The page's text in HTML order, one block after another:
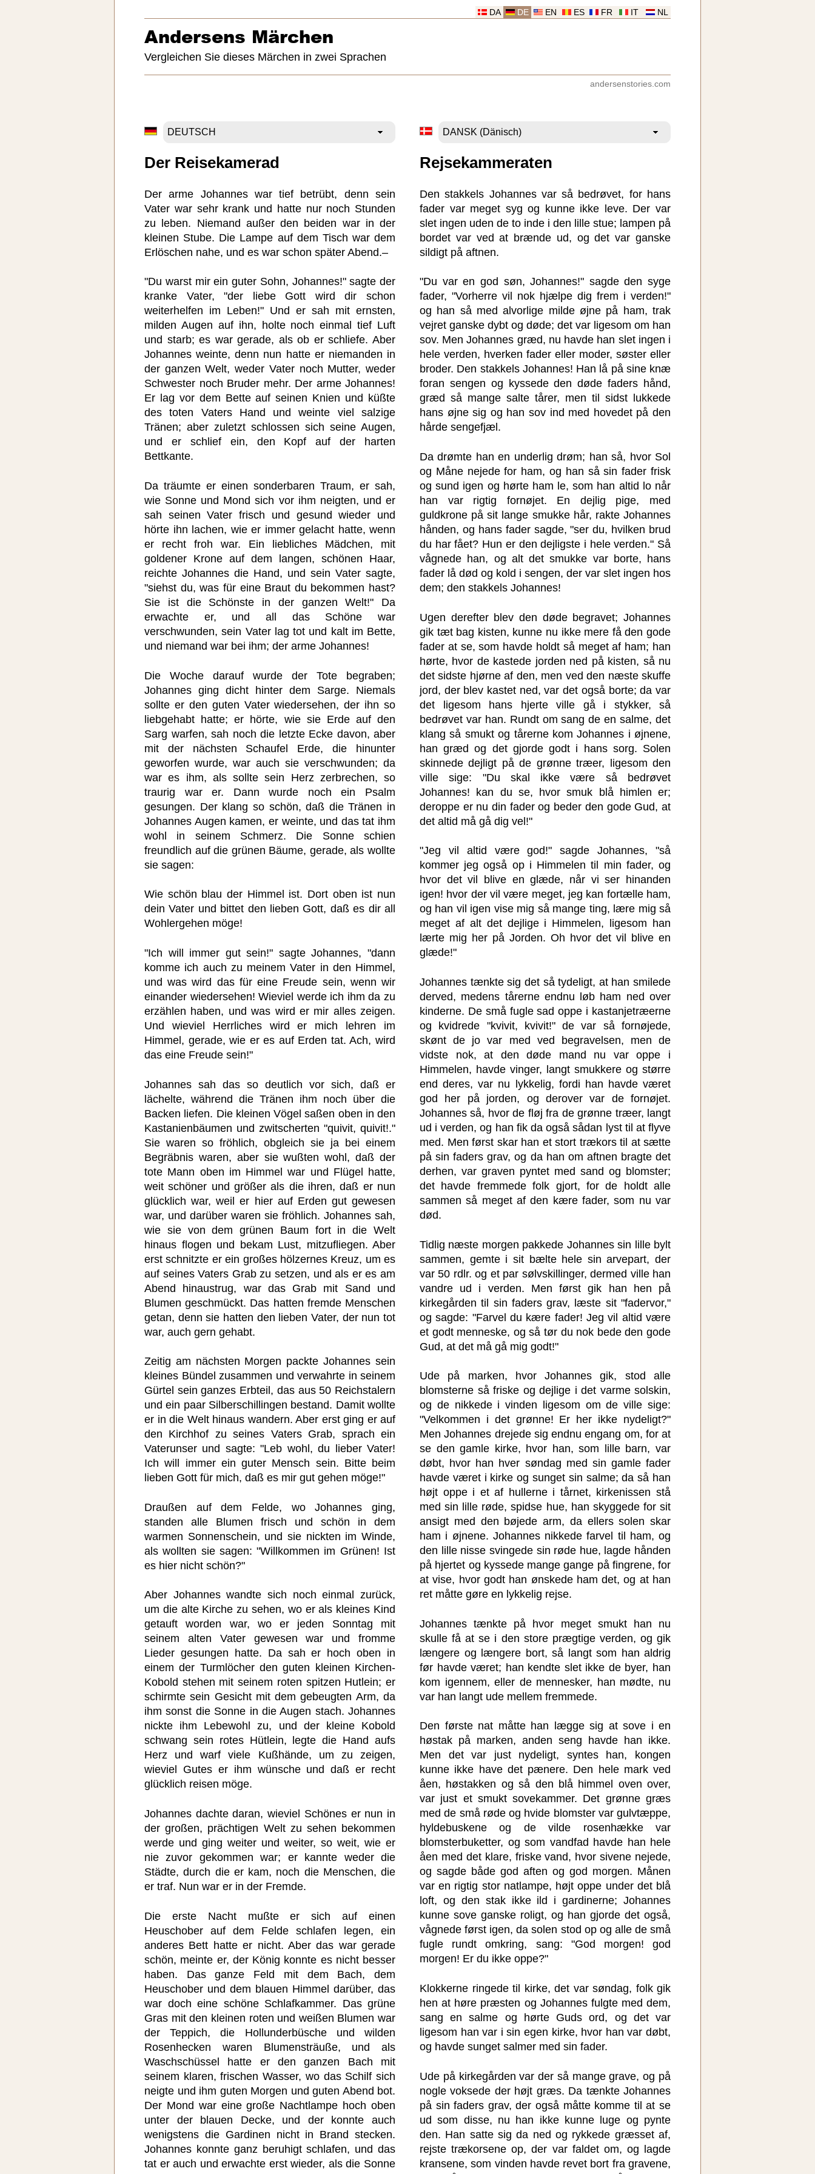
NL
IT
FR
ES
EN
DE
DA
Andersens Märchen
Vergleichen Sie dieses Märchen in zwei Sprachen
andersenstories.com
Der Reisekamerad Rejsekammeraten
Der arme Johannes war tief betrübt, denn sein
Vater war sehr krank und hatte nur noch Stunden
zu leben. Niemand außer den beiden war in der
kleinen Stube. Die Lampe auf dem Tisch war dem
Erlöschen nahe, und es war schon später Abend.–
"Du warst mir ein guter Sohn, Johannes!" sagte der
kranke Vater, "der liebe Gott wird dir schon
weiterhelfen im Leben!" Und er sah mit ernsten,
milden Augen auf ihn, holte noch einmal tief Luft
und starb; es war gerade, als ob er schliefe. Aber
Johannes weinte, denn nun hatte er niemanden in
der ganzen Welt, weder Vater noch Mutter, weder
Schwester noch Bruder mehr. Der arme Johannes!
Er lag vor dem Bette auf seinen Knien und küßte
des toten Vaters Hand und weinte viel salzige
Tränen; aber zuletzt schlossen sich seine Augen,
und er schlief ein, den Kopf auf der harten
Bettkante.
Da träumte er einen sonderbaren Traum, er sah,
wie Sonne und Mond sich vor ihm neigten, und er
sah seinen Vater frisch und gesund wieder und
hörte ihn lachen, wie er immer gelacht hatte, wenn
er recht froh war. Ein liebliches Mädchen, mit
goldener Krone auf dem langen, schönen Haar,
reichte Johannes die Hand, und sein Vater sagte,
"siehst du, was für eine Braut du bekommen hast?
Sie ist die Schönste in der ganzen Welt!" Da
erwachte er, und all das Schöne war
verschwunden, sein Vater lag tot und kalt im Bette,
und niemand war bei ihm; der arme Johannes!
Die Woche darauf wurde der Tote begraben;
Johannes ging dicht hinter dem Sarge. Niemals
sollte er den guten Vater wiedersehen, der ihn so
liebgehabt hatte; er hörte, wie sie Erde auf den
Sarg warfen, sah noch die letzte Ecke davon, aber
mit der nächsten Schaufel Erde, die hinunter
geworfen wurde, war auch sie verschwunden; da
war es ihm, als sollte sein Herz zerbrechen, so
traurig war er. Dann wurde noch ein Psalm
gesungen. Der klang so schön, daß die Tränen in
Johannes Augen kamen, er weinte, und das tat ihm
wohl in seinem Schmerz. Die Sonne schien
freundlich auf die grünen Bäume, gerade, als wollte
sie sagen:
Wie schön blau der Himmel ist. Dort oben ist nun
dein Vater und bittet den lieben Gott, daß es dir all
Wohlergehen möge!
"Ich will immer gut sein!" sagte Johannes, "dann
komme ich auch zu meinem Vater in den Himmel,
und was wird das für eine Freude sein, wenn wir
einander wiedersehen! Wieviel werde ich ihm da zu
erzählen haben, und was wird er mir alles zeigen.
Und wieviel Herrliches wird er mich lehren im
Himmel, gerade, wie er es auf Erden tat. Ach, wird
das eine Freude sein!"
Johannes sah das so deutlich vor sich, daß er
lächelte, während die Tränen ihm noch über die
Backen liefen. Die kleinen Vögel saßen oben in den
Kastanienbäumen und zwitscherten "quivit, quivit!."
Sie waren so fröhlich, obgleich sie ja bei einem
Begräbnis waren, aber sie wußten wohl, daß der
tote Mann oben im Himmel war und Flügel hatte,
weit schöner und größer als die ihren, daß er nun
glücklich war, weil er hier auf Erden gut gewesen
war, und darüber waren sie fröhlich. Johannes sah,
wie sie von dem grünen Baum fort in die Welt
hinaus flogen und bekam Lust, mitzufliegen. Aber
erst schnitzte er ein großes hölzernes Kreuz, um es
auf seines Vaters Grab zu setzen, und als er es am
Abend hinaustrug, war das Grab mit Sand und
Blumen geschmückt. Das hatten fremde Menschen
getan, denn sie hatten den lieben Vater, der nun tot
war, auch gern gehabt.
Zeitig am nächsten Morgen packte Johannes sein
kleines Bündel zusammen und verwahrte in seinem
Gürtel sein ganzes Erbteil, das aus 50 Reichstalern
und ein paar Silberschillingen bestand. Damit wollte
er in die Welt hinaus wandern. Aber erst ging er auf
den Kirchhof zu seines Vaters Grab, sprach ein
Vaterunser und sagte: "Leb wohl, du lieber Vater!
Ich will immer ein guter Mensch sein. Bitte beim
lieben Gott für mich, daß es mir gut gehen möge!"
Draußen auf dem Felde, wo Johannes ging,
standen alle Blumen frisch und schön in dem
warmen Sonnenschein, und sie nickten im Winde,
als wollten sie sagen: "Willkommen im Grünen! Ist
es hier nicht schön?"
Aber Johannes wandte sich noch einmal zurück,
um die alte Kirche zu sehen, wo er als kleines Kind
getauft worden war, wo er jeden Sonntag mit
seinem alten Vater gewesen war und fromme
Lieder gesungen hatte. Da sah er hoch oben in
einem der Turmlöcher den guten kleinen Kirchen-
Kobold stehen mit seinem roten spitzen Hutlein; er
schirmte sein Gesicht mit dem gebeugten Arm, da
ihm sonst die Sonne in die Augen stach. Johannes
nickte ihm Lebewohl zu, und der kleine Kobold
schwang sein rotes Hütlein, legte die Hand aufs
Herz und warf viele Kußhände, um zu zeigen,
wieviel Gutes er ihm wünsche und daß er recht
glücklich reisen möge.
Johannes dachte daran, wieviel Schönes er nun in
der großen, prächtigen Welt zu sehen bekommen
werde und ging weiter und weiter, so weit, wie er
nie zuvor gekommen war; er kannte weder die
Städte, durch die er kam, noch die Menschen, die
er traf. Nun war er in der Fremde.
Die erste Nacht mußte er sich auf einen
Heuschober auf dem Felde schlafen legen, ein
anderes Bett hatte er nicht. Aber das war gerade
schön, meinte er, der König konnte es nicht besser
haben. Das ganze Feld mit dem Bach, dem
Heuschober und dem blauen Himmel darüber, das
war doch eine schöne Schlafkammer. Das grüne
Gras mit den kleinen roten und weißen Blumen war
der Teppich, die Hollunderbüsche und wilden
Rosenhecken waren Blumensträuße, und als
Waschschüssel hatte er den ganzen Bach mit
seinem klaren, frischen Wasser, wo das Schilf sich
neigte und ihm guten Morgen und guten Abend bot.
Der Mond war eine große Nachtlampe hoch oben
unter der blauen Decke, und der konnte auch
wenigstens die Gardinen nicht in Brand stecken.
Johannes konnte ganz beruhigt schlafen, und das
tat er auch und erwachte erst wieder, als die Sonne
Den stakkels Johannes var så bedrøvet, for hans
fader var meget syg og kunne ikke leve. Der var
slet ingen uden de to inde i den lille stue; lampen på
bordet var ved at brænde ud, og det var ganske
sildigt på aftnen.
"Du var en god søn, Johannes!" sagde den syge
fader, "Vorherre vil nok hjælpe dig frem i verden!"
og han så med alvorlige milde øjne på ham, trak
vejret ganske dybt og døde; det var ligesom om han
sov. Men Johannes græd, nu havde han slet ingen i
hele verden, hverken fader eller moder, søster eller
broder. Den stakkels Johannes! Han lå på sine knæ
foran sengen og kyssede den døde faders hånd,
græd så mange salte tårer, men til sidst lukkede
hans øjne sig og han sov ind med hovedet på den
hårde sengefjæl.
Da drømte han en underlig drøm; han så, hvor Sol
og Måne nejede for ham, og han så sin fader frisk
og sund igen og hørte ham le, som han altid lo når
han var rigtig fornøjet. En dejlig pige, med
guldkrone på sit lange smukke hår, rakte Johannes
hånden, og hans fader sagde, "ser du, hvilken brud
du har fået? Hun er den dejligste i hele verden." Så
vågnede han, og alt det smukke var borte, hans
fader lå død og kold i sengen, der var slet ingen hos
dem; den stakkels Johannes!
Ugen derefter blev den døde begravet; Johannes
gik tæt bag kisten, kunne nu ikke mere få den gode
fader at se, som havde holdt så meget af ham; han
hørte, hvor de kastede jorden ned på kisten, så nu
det sidste hjørne af den, men ved den næste skuffe
jord, der blev kastet ned, var det også borte; da var
det ligesom hans hjerte ville gå i stykker, så
bedrøvet var han. Rundt om sang de en salme, det
klang så smukt og tårerne kom Johannes i øjnene,
han græd og det gjorde godt i hans sorg. Solen
skinnede dejligt på de grønne træer, ligesom den
ville sige: "Du skal ikke være så bedrøvet
Johannes! kan du se, hvor smuk blå himlen er;
deroppe er nu din fader og beder den gode Gud, at
det altid må gå dig vel!"
"Jeg vil altid være god!" sagde Johannes, "så
kommer jeg også op i Himmelen til min fader, og
hvor det vil blive en glæde, når vi ser hinanden
igen! hvor der vil være meget, jeg kan fortælle ham,
og han vil igen vise mig så mange ting, lære mig så
meget af alt det dejlige i Himmelen, ligesom han
lærte mig her på Jorden. Oh hvor det vil blive en
glæde!"
Johannes tænkte sig det så tydeligt, at han smilede
derved, medens tårerne endnu løb ham ned over
kinderne. De små fugle sad oppe i kastanjetræerne
og kvidrede "kvivit, kvivit!" de var så fornøjede,
skønt de jo var med ved begravelsen, men de
vidste nok, at den døde mand nu var oppe i
Himmelen, havde vinger, langt smukkere og større
end deres, var nu lykkelig, fordi han havde været
god her på jorden, og derover var de fornøjet.
Johannes så, hvor de fløj fra de grønne træer, langt
ud i verden, og han fik da også sådan lyst til at flyve
med. Men først skar han et stort trækors til at sætte
på sin faders grav, og da han om aftnen bragte det
derhen, var graven pyntet med sand og blomster;
det havde fremmede folk gjort, for de holdt alle
sammen så meget af den kære fader, som nu var
død.
Tidlig næste morgen pakkede Johannes sin lille bylt
sammen, gemte i sit bælte hele sin arvepart, der
var 50 rdlr. og et par sølvskillinger, dermed ville han
vandre ud i verden. Men først gik han hen på
kirkegården til sin faders grav, læste sit "fadervor,"
og sagde: "Farvel du kære fader! Jeg vil altid være
et godt menneske, og så tør du nok bede den gode
Gud, at det må gå mig godt!"
Ude på marken, hvor Johannes gik, stod alle
blomsterne så friske og dejlige i det varme solskin,
og de nikkede i vinden ligesom om de ville sige:
"Velkommen i det grønne! Er her ikke nydeligt?"
Men Johannes drejede sig endnu engang om, for at
se den gamle kirke, hvor han, som lille barn, var
døbt, hvor han hver søndag med sin gamle fader
havde været i kirke og sunget sin salme; da så han
højt oppe i et af hullerne i tårnet, kirkenissen stå
med sin lille røde, spidse hue, han skyggede for sit
ansigt med den bøjede arm, da ellers solen skar
ham i øjnene. Johannes nikkede farvel til ham, og
den lille nisse svingede sin røde hue, lagde hånden
på hjertet og kyssede mange gange på fingrene, for
at vise, hvor godt han ønskede ham det, og at han
ret måtte gøre en lykkelig rejse.
Johannes tænkte på hvor meget smukt han nu
skulle få at se i den store prægtige verden, og gik
længere og længere bort, så langt som han aldrig
før havde været; han kendte slet ikke de byer, han
kom igennem, eller de mennesker, han mødte, nu
var han langt ude mellem fremmede.
Den første nat måtte han lægge sig at sove i en
høstak på marken, anden seng havde han ikke.
Men det var just nydeligt, syntes han, kongen
kunne ikke have det pænere. Den hele mark ved
åen, høstakken og så den blå himmel oven over,
var just et smukt sovekammer. Det grønne græs
med de små røde og hvide blomster var gulvtæppe,
hyldebuskene og de vilde rosenhække var
blomsterbuketter, og som vandfad havde han hele
åen med det klare, friske vand, hvor sivene nejede,
og sagde både god aften og god morgen. Månen
var en rigtig stor natlampe, højt oppe under det blå
loft, og den stak ikke ild i gardinerne; Johannes
kunne sove ganske roligt, og han gjorde det også,
vågnede først igen, da solen stod op og alle de små
fugle rundt omkring, sang: "God morgen! god
morgen! Er du ikke oppe?"
Klokkerne ringede til kirke, det var søndag, folk gik
hen at høre præsten og Johannes fulgte med dem,
sang en salme og hørte Guds ord, og det var
ligesom han var i sin egen kirke, hvor han var døbt,
og havde sunget salmer med sin fader.
Ude på kirkegården var der så mange grave, og på
nogle voksede der højt græs. Da tænkte Johannes
på sin faders grav, der også måtte komme til at se
ud som disse, nu han ikke kunne luge og pynte
den. Han satte sig da ned og rykkede græsset af,
rejste trækorsene op, der var faldet om, og lagde
kransene, som vinden havde revet bort fra gravene,